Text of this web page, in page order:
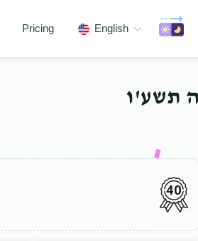
Pricing English
תשע'ו
40